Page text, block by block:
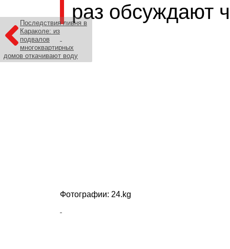
Последствия ливня в
Караколе: из
подвалов
многоквартирных
домов откачивают воду
раз обсуждают
Фотографии: 24.kg